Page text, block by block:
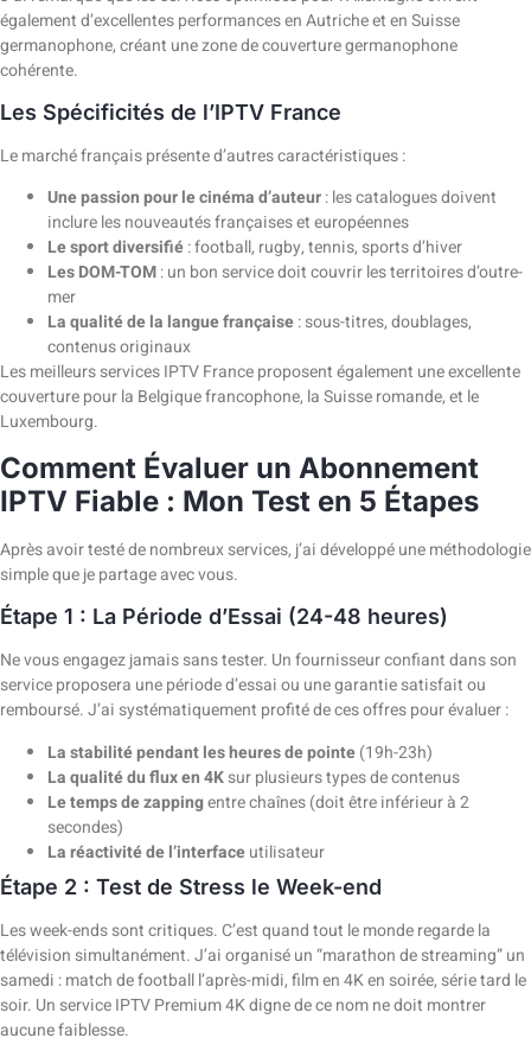
également d’excellentes performances en Autriche et en Suisse
germanophone, créant une zone de couverture germanophone
cohérente.
Les Spécificités de l’IPTV France
Le marché français présente d’autres caractéristiques :
Une passion pour le cinéma d’auteur: les catalogues doivent
inclure les nouveautés françaises et européennes
Le sport diversifié: football, rugby, tennis, sports d’hiver
Les DOM-TOM: un bon service doit couvrir les territoires d’outre-
mer
La qualité de la langue française: sous-titres, doublages,
contenus originaux
Les meilleurs services IPTV France proposent également une excellente
couverture pour la Belgique francophone, la Suisse romande, et le
Luxembourg.
Comment Évaluer un Abonnement
IPTV Fiable : Mon Test en 5 Étapes
Après avoir testé de nombreux services, j’ai développé une méthodologie
simple que je partage avec vous.
Étape 1 : La Période d’Essai (24-48 heures)
Ne vous engagez jamais sans tester. Un fournisseur confiant dans son
service proposera une période d’essai ou une garantie satisfait ou
remboursé. J’ai systématiquement profité de ces offres pour évaluer :
La stabilité pendant les heures de pointe(19h-23h)
La qualité du flux en 4Ksur plusieurs types de contenus
Le temps de zappingentre chaînes (doit être inférieur à 2
secondes)
La réactivité de l’interfaceutilisateur
Étape 2 : Test de Stress le Week-end
Les week-ends sont critiques. C’est quand tout le monde regarde la
télévision simultanément. J’ai organisé un “marathon de streaming” un
samedi : match de football l’après-midi, film en 4K en soirée, série tard le
soir. Un service IPTV Premium 4K digne de ce nom ne doit montrer
aucune faiblesse.